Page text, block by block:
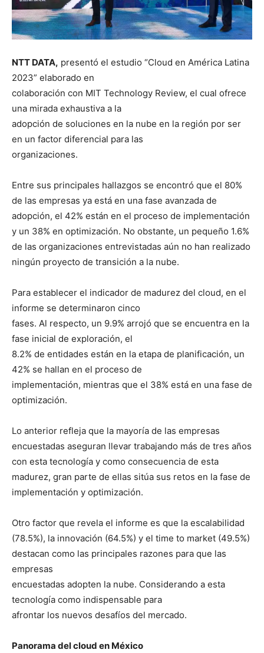
NTT DATA, presentó el estudio “Cloud en América Latina
2023” elaborado en
colaboración con MIT Technology Review, el cual ofrece
una mirada exhaustiva a la
adopción de soluciones en la nube en la región por ser
en un factor diferencial para las
organizaciones.
Entre sus principales hallazgos se encontró que el 80%
de las empresas ya está en una fase avanzada de
adopción, el 42% están en el proceso de implementación
y un 38% en optimización. No obstante, un pequeño 1.6%
de las organizaciones entrevistadas aún no han realizado
ningún proyecto de transición a la nube.
Para establecer el indicador de madurez del cloud, en el
informe se determinaron cinco
fases. Al respecto, un 9.9% arrojó que se encuentra en la
fase inicial de exploración, el
8.2% de entidades están en la etapa de planificación, un
42% se hallan en el proceso de
implementación, mientras que el 38% está en una fase de
optimización.
Lo anterior refleja que la mayoría de las empresas
encuestadas aseguran llevar trabajando más de tres años
con esta tecnología y como consecuencia de esta
madurez, gran parte de ellas sitúa sus retos en la fase de
implementación y optimización.
Otro factor que revela el informe es que la escalabilidad
(78.5%), la innovación (64.5%) y el time to market (49.5%)
destacan como las principales razones para que las
empresas
encuestadas adopten la nube. Considerando a esta
tecnología como indispensable para
afrontar los nuevos desafíos del mercado.
Panorama del cloud en México